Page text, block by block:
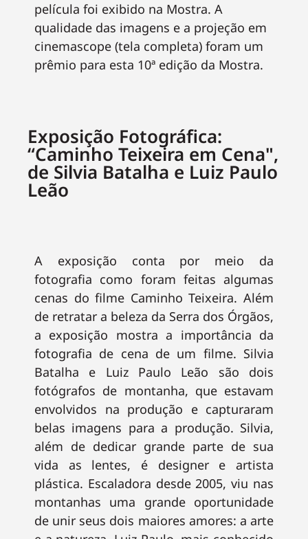
película foi exibido na Mostra. A
qualidade das imagens e a projeção em
cinemascope (tela completa) foram um
prêmio para esta 10ª edição da Mostra.
Exposição Fotográfica:
“Caminho Teixeira em Cena",
de Silvia Batalha e Luiz Paulo
Leão
A exposição conta por meio da
fotografia como foram feitas algumas
cenas do filme Caminho Teixeira. Além
de retratar a beleza da Serra dos Órgãos,
a exposição mostra a importância da
fotografia de cena de um filme. Silvia
Batalha e Luiz Paulo Leão são dois
fotógrafos de montanha, que estavam
envolvidos na produção e capturaram
belas imagens para a produção. Silvia,
além de dedicar grande parte de sua
vida as lentes, é designer e artista
plástica. Escaladora desde 2005, viu nas
montanhas uma grande oportunidade
de unir seus dois maiores amores: a arte